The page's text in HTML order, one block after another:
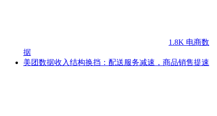
1.8K 电商数
据
美团数据收入结构换挡：配送服务减速，商品销售提速